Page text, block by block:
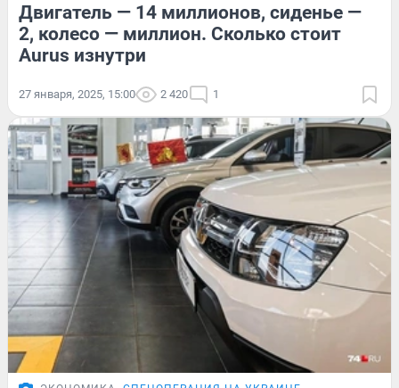
Двигатель — 14 миллионов, сиденье —
2, колесо — миллион. Сколько стоит
Aurus изнутри
27 января, 2025, 15:00 2 420 1